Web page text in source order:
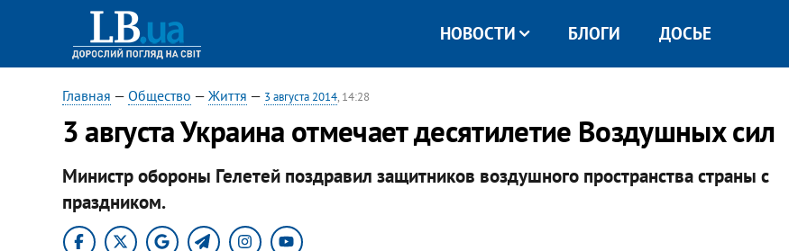
НОВОСТИ БЛОГИ ДОСЬЕ
Главная — Общество — Життя — 3 августа 2014, 14:28
3 августа Украина отмечает десятилетие Воздушных сил
Министр обороны Гелетей поздравил защитников воздушного пространства страны с
праздником.